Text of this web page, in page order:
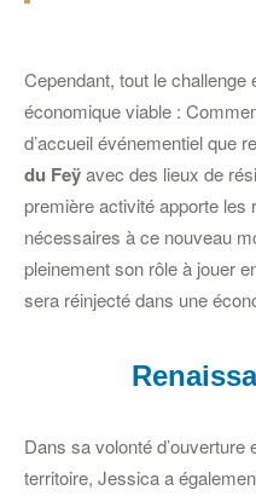
Cependant, tout le challenge
économique viable :
d’accueil événementiel que
du Feÿavec des lieux de
première activité apporte
nécessaires à ce nouveau
pleinement son rôle à jouer
sera réinjecté dans une
Dans sa volonté
territoire, Jessica a